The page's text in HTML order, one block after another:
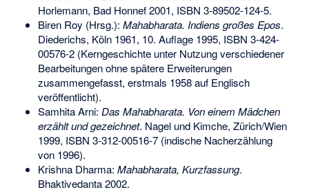
Horlemann, Bad Honnef 2001, ISBN 3-89502-124-5.
Biren Roy (Hrsg.): Mahabharata. Indiens großes Epos.
Diederichs, Köln 1961, 10. Auflage 1995, ISBN 3-424-
00576-2(Kerngeschichte unter Nutzung verschiedener
Bearbeitungen ohne spätere Erweiterungen
zusammengefasst, erstmals 1958 auf Englisch
veröffentlicht).
Samhita Arni: Das Mahabharata. Von einem Mädchen
erzählt und gezeichnet. Nagel und Kimche, Zürich/Wien
1999, ISBN 3-312-00516-7(indische Nacherzählung
von 1996).
Krishna Dharma: Mahabharata, Kurzfassung.
Bhaktivedanta 2002.